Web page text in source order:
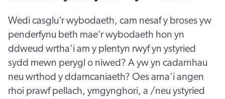
Wedi casglu’r wybodaeth, cam nesaf y broses yw
penderfynu beth mae’r wybodaeth hon yn
ddweud wrtha’i am y plentyn rwyf yn ystyried
sydd mewn perygl o niwed? A yw yn cadarnhau
neu wrthod y ddamcaniaeth? Oes arna’i angen
rhoi prawf pellach, ymgynghori, a /neu ystyried